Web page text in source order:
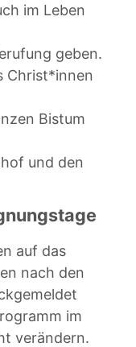
im Leben
geben.
Christ*innen
Bistum
und den
auf das
nach den
im
verändern.